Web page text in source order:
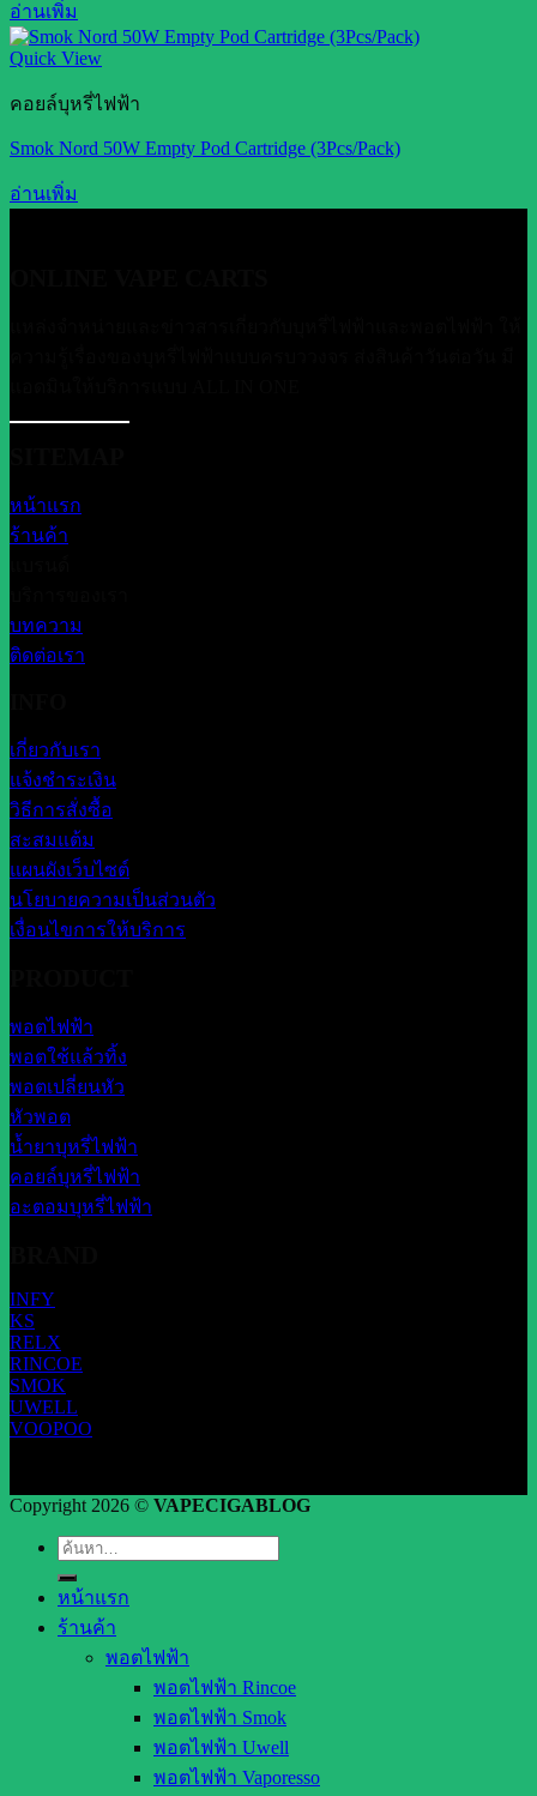
อ่านเพิ่ม
Quick View
คอยล์บุหรี่ไฟฟ้า
Smok Nord 50W Empty Pod Cartridge (3Pcs/Pack)
อ่านเพิ่ม
หน้าแรก
ร้านค้า
บทความ
ติดต่อเรา
เกี่ยวกับเรา
แจ้งชำระเงิน
วิธีการสั่งซื้อ
สะสมแต้ม
แผนผังเว็บไซต์
นโยบายความเป็นส่วนตัว
เงื่อนไขการให้บริการ
พอตไฟฟ้า
พอตใช้แล้วทิ้ง
พอตเปลี่ยนหัว
หัวพอต
น้ำยาบุหรี่ไฟฟ้า
คอยล์บุหรี่ไฟฟ้า
อะตอมบุหรี่ไฟฟ้า
INFY
KS
RELX
RINCOE
SMOK
UWELL
VOOPOO
Copyright 2026 © VAPECIGABLOG
ค้นหา:
หน้าแรก
ร้านค้า
พอตไฟฟ้า
พอตไฟฟ้า Rincoe
พอตไฟฟ้า Smok
พอตไฟฟ้า Uwell
พอตไฟฟ้า Vaporesso